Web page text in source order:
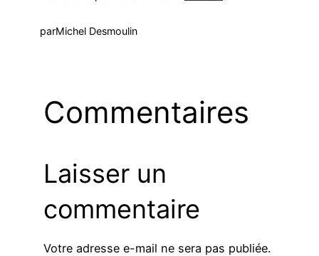
parMichel Desmoulin
Commentaires
Laisser un
commentaire
Votre adresse e-mail ne sera pas publiée.